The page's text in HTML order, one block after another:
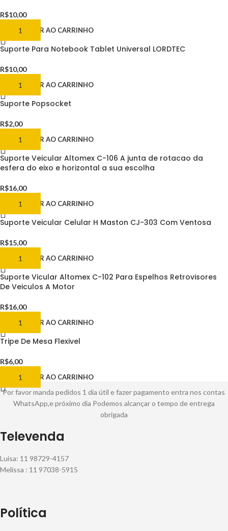
R$10,00
ADICIONAR AO CARRINHO
Suporte Para Notebook Tablet Universal LORDTEC
R$10,00
ADICIONAR AO CARRINHO
Suporte Popsocket
R$2,00
ADICIONAR AO CARRINHO
Suporte Veicular Altomex C-106 A junta de rotacao da
esfera do eixo e horizontal a sua escolha
R$16,00
ADICIONAR AO CARRINHO
Suporte Veicular Celular H Maston CJ-303 Com Ventosa
R$15,00
ADICIONAR AO CARRINHO
Suporte Vicular Altomex C-102 Para Espelhos Retrovisores
De Veiculos A Motor
R$16,00
ADICIONAR AO CARRINHO
Tripe De Mesa Flexivel
R$6,00
ADICIONAR AO CARRINHO
Por favor manda pedidos 1 dia útil e fazer pagamento entra nos contas
WhatsApp,e próximo dia Podemos alcançar o tempo de entrega
obrigada
Televenda
Luisa: 11 98729-4157
Melissa : 11 97038-5915
Política